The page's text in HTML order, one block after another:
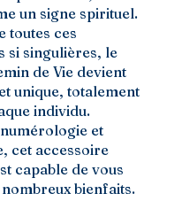
un signe spirituel.
toutes ces
si singulières, le
de Vie devient
unique, totalement
individu.
et
cet accessoire
capable de vous
bienfaits.